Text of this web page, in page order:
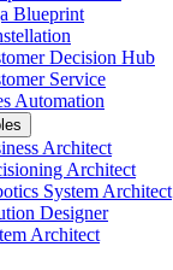
Blueprint
Decision Hub
Service
Automation
Architect
Architect
System Architect
Designer
Architect